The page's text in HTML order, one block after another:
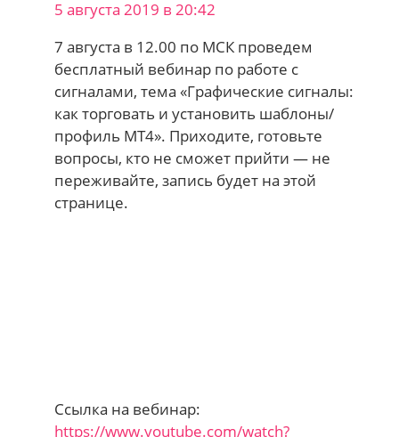
5 августа 2019 в 20:42
7 августа в 12.00 по МСК проведем
бесплатный вебинар по работе с
сигналами, тема «Графические сигналы:
как торговать и установить шаблоны/
профиль МТ4». Приходите, готовьте
вопросы, кто не сможет прийти — не
переживайте, запись будет на этой
странице.
Ссылка на вебинар:
https://www.youtube.com/watch?